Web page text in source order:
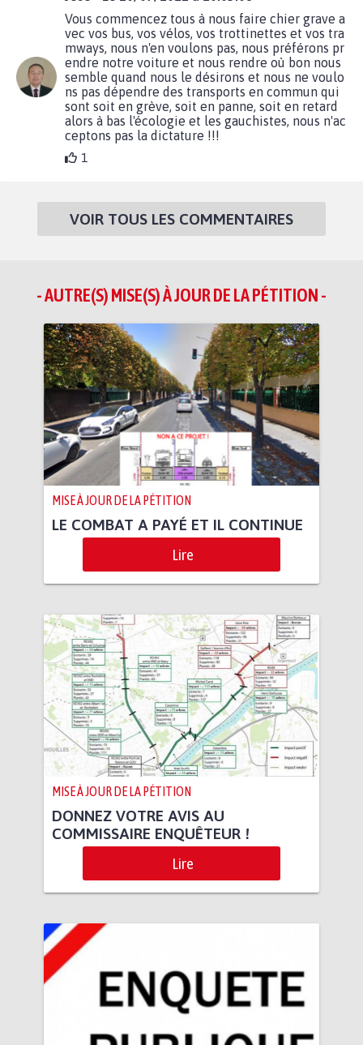
Vous commencez tous à nous faire chier grave a
vec vos bus, vos vélos, vos trottinettes et vos tra
mways, nous n'en voulons pas, nous préférons pr
endre notre voiture et nous rendre où bon nous
semble quand nous le désirons et nous ne voulo
ns pas dépendre des transports en commun qui
sont soit en grève, soit en panne, soit en retard
alors à bas l'écologie et les gauchistes, nous n'ac
ceptons pas la dictature !!!
1
VOIR TOUS LES COMMENTAIRES
- AUTRE(S) MISE(S) À JOUR DE LA PÉTITION -
MISE À JOUR DE LA PÉTITION
LE COMBAT A PAYÉ ET IL CONTINUE
Lire
MISE À JOUR DE LA PÉTITION
DONNEZ VOTRE AVIS AU
COMMISSAIRE ENQUÊTEUR !
Lire